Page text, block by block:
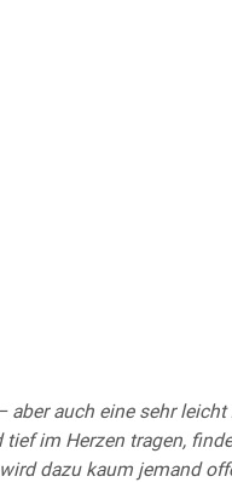
aber auch eine sehr
im Herzen tragen,
dazu kaum jemand